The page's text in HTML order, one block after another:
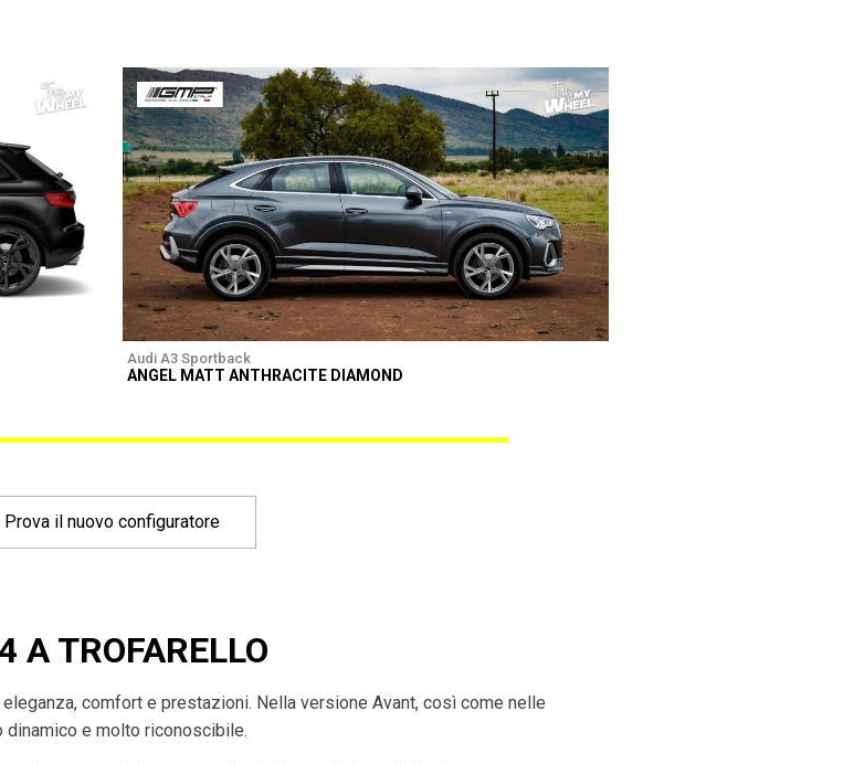
Audi A3 Sportback
ANGEL MATT ANTHRACITE DIAMOND
Prova il nuovo configuratore
A TROFARELLO
comfort e prestazioni. Nella versione Avant, così come nelle
dinamico e molto riconoscibile.